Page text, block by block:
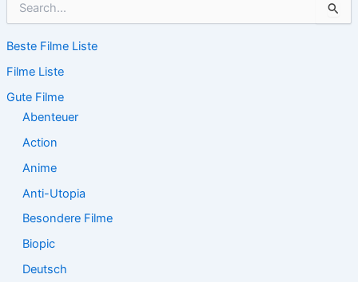
h
n
n
Beste Filme Liste
Filme Liste
Gute Filme
Abenteuer
Action
Anime
Anti-Utopia
Besondere Filme
Biopic
Deutsch